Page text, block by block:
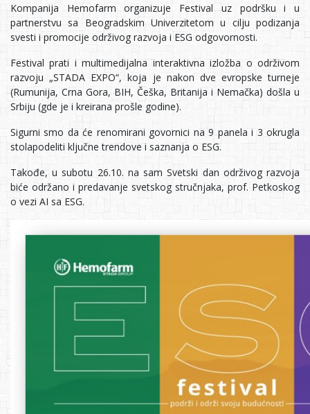
Kompanija Hemofarm organizuje Festival uz podršku i u
partnerstvu sa Beogradskim Univerzitetom u cilju podizanja
svesti i promocije održivog razvoja i ESG odgovornosti.
Festival prati i multimedijalna interaktivna izložba o održivom
razvoju „STADA EXPO“, koja je nakon dve evropske turneje
(Rumunija, Crna Gora, BIH, Češka, Britanija i Nemačka) došla u
Srbiju (gde je i kreirana prošle godine).
Sigurni smo da će renomirani govornici na 9 panela i 3 okrugla
stolapodeliti ključne trendove i saznanja o ESG.
Takođe, u subotu 26.10. na sam Svetski dan održivog razvoja
biće održano i predavanje svetskog stručnjaka, prof. Petkoskog
o vezi AI sa ESG.